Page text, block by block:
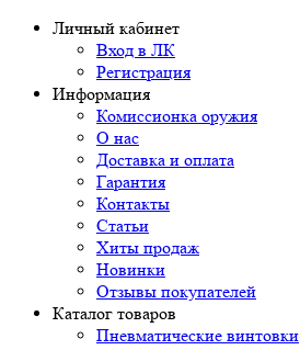
Личный кабинет
Вход в ЛК
Регистрация
Информация
Комиссионка оружия
О нас
Доставка и оплата
Гарантия
Контакты
Статьи
Хиты продаж
Новинки
Отзывы покупателей
Каталог товаров
Пневматические винтовки